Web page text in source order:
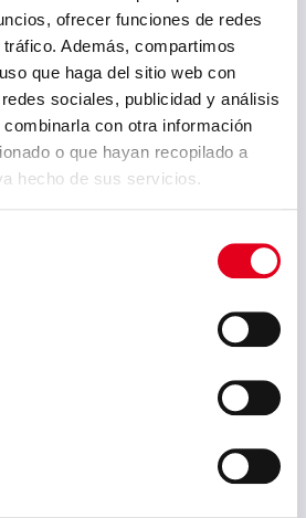
ofrecer funciones de redes
Además, compartimos
que haga del sitio web con
sociales, publicidad y análisis
con otra información
o que hayan recopilado a
hecho de sus servicios.
Support